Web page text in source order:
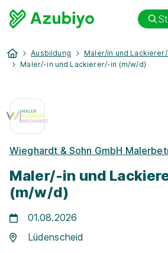
Ausbildung
Maler/in und Lackierer/
Maler/-in und Lackierer/-in (m/w/d)
Wieghardt & Sohn GmbH
Maler/-in und
(m/w/d)
01.08.2026
Lüdenscheid